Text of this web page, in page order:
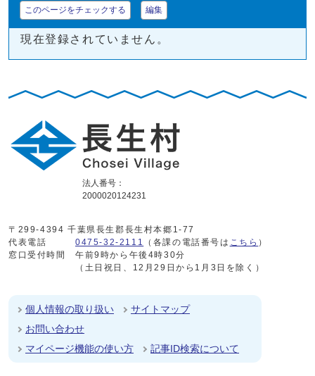
このページをチェックする 編集
現在登録されていません。
法人番号：
2000020124231
〒299-4394 千葉県長生郡長生村本郷1-77
代表電話
0475-32-2111 （各課の電話番号は こちら ）
窓口受付時間
午前9時から午後4時30分
（土日祝日、12月29日から1月3日を除く）
個人情報の取り扱い
サイトマップ
お問い合わせ
マイページ機能の使い方
記事ID検索について